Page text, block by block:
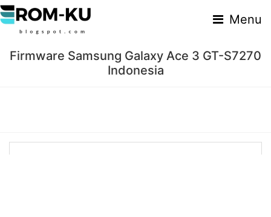
Menu
Firmware Samsung Galaxy Ace 3 GT-S7270
Indonesia